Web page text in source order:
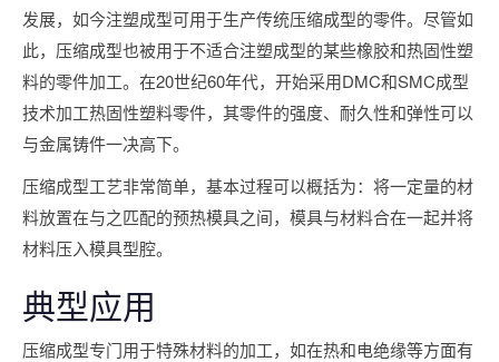
发展，如今注塑成型可用于生产传统压缩成型的零件。尽管如
此，压缩成型也被用于不适合注塑成型的某些橡胶和热固性塑
料的零件加工。在20世纪60年代，开始采用DMC和SMC成型
技术加工热固性塑料零件，其零件的强度、耐久性和弹性可以
与金属铸件一决高下。
压缩成型工艺非常简单，基本过程可以概括为：将一定量的材
料放置在与之匹配的预热模具之间，模具与材料合在一起并将
材料压入模具型腔。
典型应用
压缩成型专门用于特殊材料的加工，如在热和电绝缘等方面有